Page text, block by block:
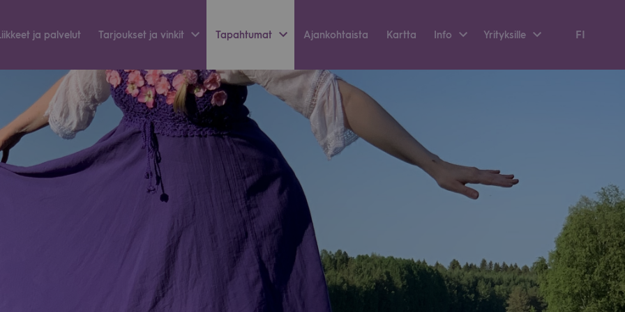
ja pal­ve­lut Tar­jouk­set ja vin­kit Tapah­tu­mat Ajan­koh­taista Kartta Info Yri­tyk­sille FI